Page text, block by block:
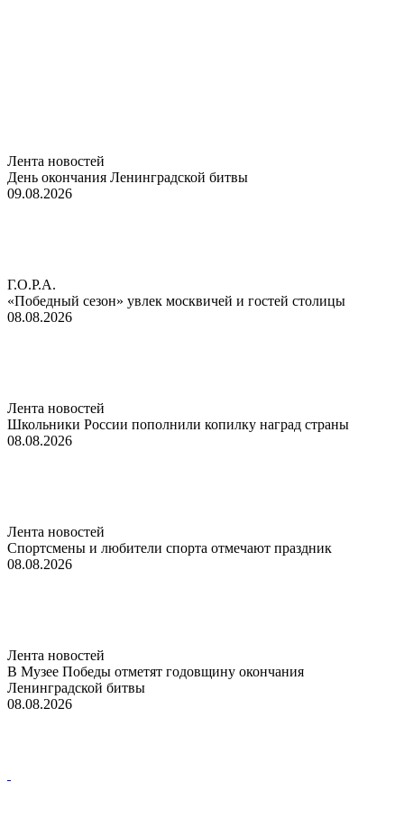
Лента новостей
День окончания Ленинградской битвы
09.08.2026
Г.О.Р.А.
«Победный сезон» увлек москвичей и гостей столицы
08.08.2026
Лента новостей
Школьники России пополнили копилку наград страны
08.08.2026
Лента новостей
Спортсмены и любители спорта отмечают праздник
08.08.2026
Лента новостей
В Музее Победы отметят годовщину окончания
Ленинградской битвы
08.08.2026